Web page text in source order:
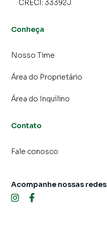
CRECI: 33392J
Conheça
Nosso Time
Área do Proprietário
Área do Inquilino
Contato
Fale conosco
Acompanhe nossas redes